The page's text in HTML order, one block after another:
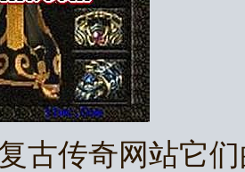
古传奇网站它